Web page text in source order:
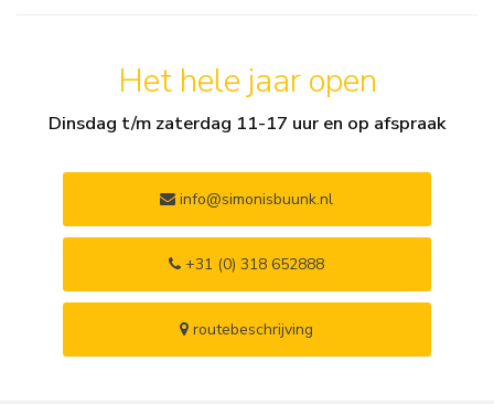
Het hele jaar open
Dinsdag t/m zaterdag 11-17 uur en op afspraak
info@simonisbuunk.nl
+31 (0) 318 652888
routebeschrijving